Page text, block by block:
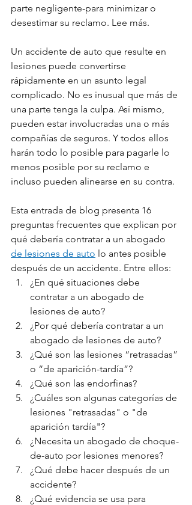
parte negligente-para minimizar o
desestimar su reclamo. Lee más.
Un accidente de auto que resulte en
lesiones puede convertirse
rápidamente en un asunto legal
complicado. No es inusual que más de
una parte tenga la culpa. Así mismo,
pueden estar involucradas una o más
compañías de seguros. Y todos ellos
harán todo lo posible para pagarle lo
menos posible por su reclamo e
incluso pueden alinearse en su contra.
Esta entrada de blog presenta 16
preguntas frecuentes que explican por
qué debería contratar a un abogado
de lesiones de auto lo antes posible
después de un accidente. Entre ellos:
¿En qué situaciones debe
contratar a un abogado de
lesiones de auto?
¿Por qué debería contratar a un
abogado de lesiones de auto?
¿Qué son las lesiones “retrasadas”
o “de aparición-tardía”?
¿Qué son las endorfinas?
¿Cuáles son algunas categorías de
lesiones "retrasadas" o "de
aparición tardía"?
¿Necesita un abogado de choque-
de-auto por lesiones menores?
¿Qué debe hacer después de un
accidente?
¿Qué evidencia se usa para